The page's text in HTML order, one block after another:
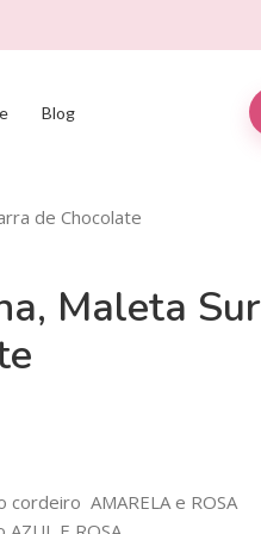
Blog
de Chocolate
Maleta
AMARELA e ROSA